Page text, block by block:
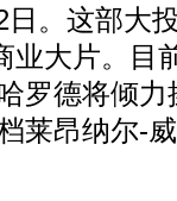
。这部大
业大片。目
罗德将倾
莱昂纳尔-